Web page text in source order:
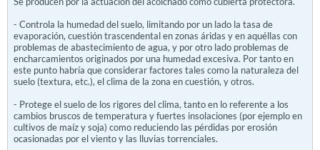
- Controla la humedad del suelo, limitando por un lado la tasa de
evaporación, cuestión trascendental en zonas áridas y en aquéllas con
problemas de abastecimiento de agua, y por otro lado problemas de
encharcamientos originados por una humedad excesiva. Por tanto en
este punto habría que considerar factores tales como la naturaleza del
suelo (textura, etc.), el clima de la zona en cuestión, y otros.
- Protege el suelo de los rigores del clima, tanto en lo referente a los
cambios bruscos de temperatura y fuertes insolaciones (por ejemplo en
cultivos de maíz y soja) como reduciendo las pérdidas por erosión
ocasionadas por el viento y las lluvias torrenciales.